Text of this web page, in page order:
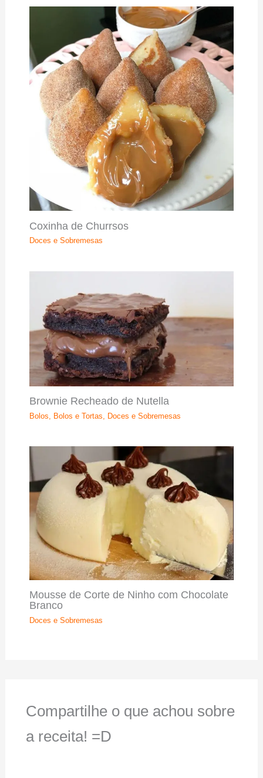
Coxinha de Churrsos
Doces e Sobremesas
Brownie Recheado de Nutella
Bolos Bolos e Tortas Doces e Sobremesas
Mousse de Corte de Ninho com Chocolate
Branco
Doces e Sobremesas
Compartilhe o que achou sobre
a receita! =D